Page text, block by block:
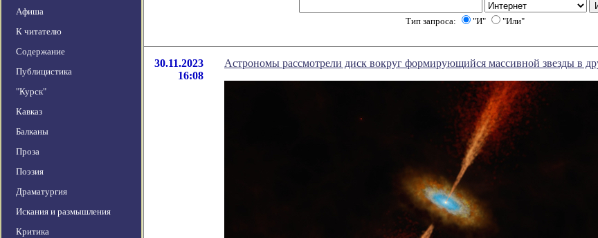
Афиша
К читателю
Содержание
Публицистика
"Курск"
Кавказ
Балканы
Проза
Поэзия
Драматургия
Искания и размышления
Критика
Тип запроса: "И" "Или"
30.11.2023
16:08
Астрономы рассмотрели диск вокруг формирующийся массивной звезды в